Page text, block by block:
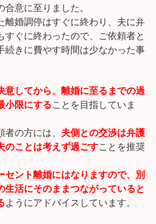
意に至りました。
離婚調停はすぐに終わり、夫に弁
すぐに終わったので、ご依頼者と
続きに費やす時間は少なかった事
意してから、離婚に至るまでの過
小限にすることを目指していま
の方には、 夫側との交渉は弁護
のことは考えず過ごすことを推奨
セント離婚にはなりますので、別
生活にそのままつながっていると
ようにアドバイスしています。